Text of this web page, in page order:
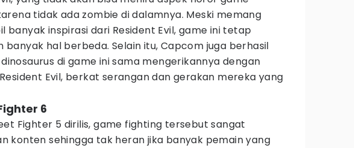
tidak ada zombie di dalamnya. Meski memang
banyak inspirasi dari Resident Evil, game ini tetap
banyak hal berbeda. Selain itu, Capcom juga berhasil
di game ini sama mengerikannya dengan
Evil, berkat serangan dan gerakan mereka yang
6
Fighter 5 dirilis, game fighting tersebut sangat
konten sehingga tak heran jika banyak pemain yang